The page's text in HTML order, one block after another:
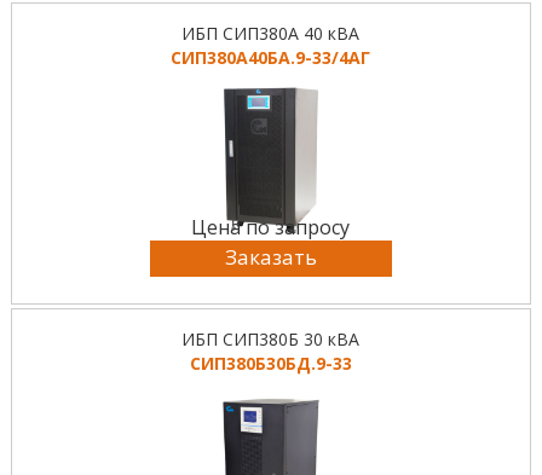
ИБП СИП380А 40 кВА
СИП380А40БА.9-33/4АГ
Цена по запросу
Заказать
ИБП СИП380Б 30 кВА
СИП380Б30БД.9-33